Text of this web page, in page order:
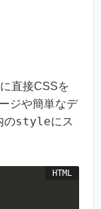
直接CSSを
ジや簡単なデ
のstyleにス